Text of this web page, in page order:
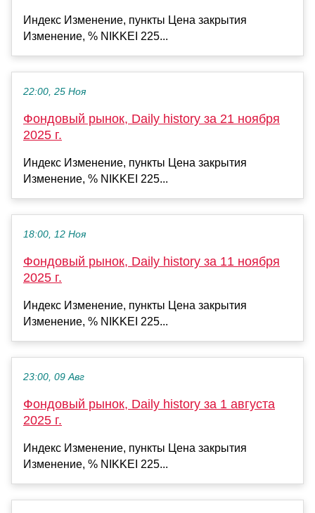
Индекс Изменение, пункты Цена закрытия
Изменение, % NIKKEI 225...
22:00, 25 Ноя
Фондовый рынок, Daily history за 21 ноября
2025 г.
Индекс Изменение, пункты Цена закрытия
Изменение, % NIKKEI 225...
18:00, 12 Ноя
Фондовый рынок, Daily history за 11 ноября
2025 г.
Индекс Изменение, пункты Цена закрытия
Изменение, % NIKKEI 225...
23:00, 09 Авг
Фондовый рынок, Daily history за 1 августа
2025 г.
Индекс Изменение, пункты Цена закрытия
Изменение, % NIKKEI 225...